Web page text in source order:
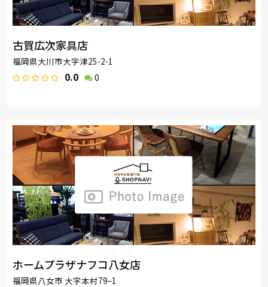
古賀広次家具店
福岡県大川市大字津25-2-1
0.0 0
ホームプラザナフコ八女店
福岡県八女市 大字本村79–1